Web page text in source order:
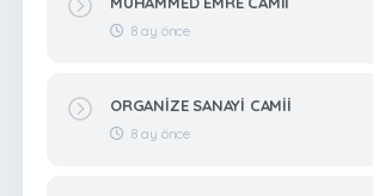
8 ay önce
ORGANİZE SANAYİ CAMİİ
8 ay önce